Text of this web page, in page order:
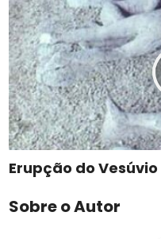
Erupção do Vesúvio
Sobre o Autor